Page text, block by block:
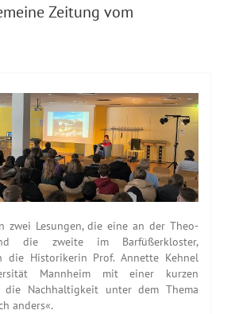
Zeitung vom
zwei Lesungen, die eine an der Theo-
die zweite im Barfüßerkloster,
die Historikerin Prof. Annette Kehnel
Mannheim mit einer kurzen
die Nachhaltigkeit unter dem Thema
anders«.